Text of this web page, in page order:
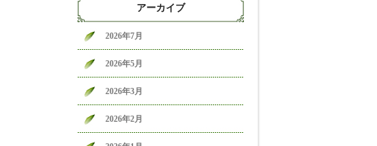
アーカイブ
2026年7月
2026年5月
2026年3月
2026年2月